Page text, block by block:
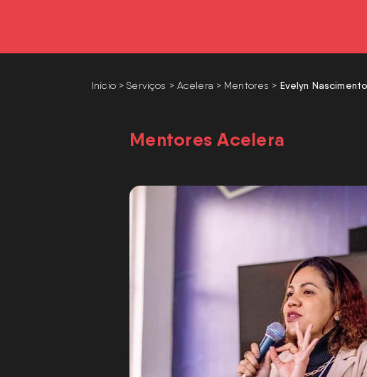
Início >Serviços > Acelera > Mentores > ​Evelyn Nascimento
Mentores Acelera